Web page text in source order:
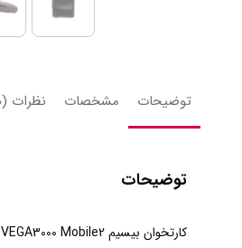
توضیحات مشخصات نظرات (۰)
توضیحات
کارتخوان بیسیم VEGA3000 Mobile2